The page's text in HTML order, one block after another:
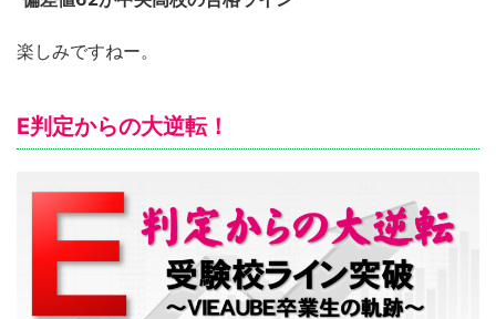
楽しみですねー。
E判定からの大逆転！